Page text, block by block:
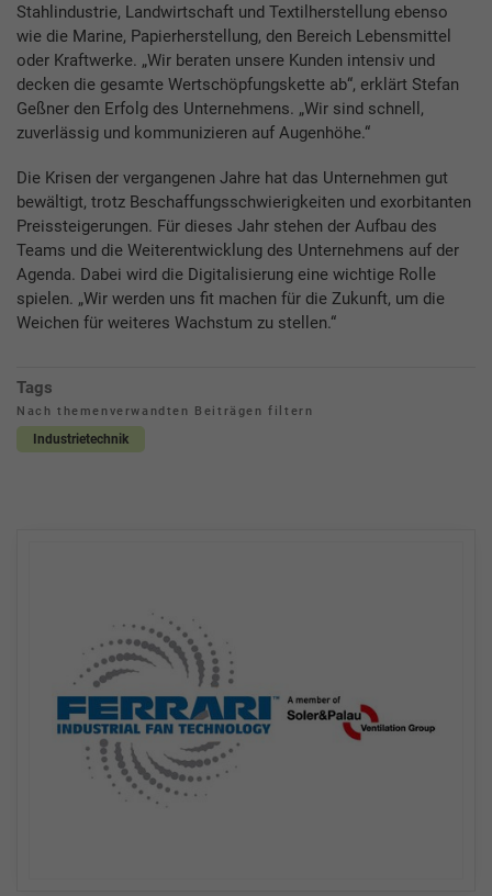
Stahlindustrie, Landwirtschaft und Textilherstellung ebenso
wie die Marine, Papierherstellung, den Bereich Lebensmittel
oder Kraftwerke. „Wir beraten unsere Kunden intensiv und
decken die gesamte Wertschöpfungskette ab“, erklärt Stefan
Geßner den Erfolg des Unternehmens. „Wir sind schnell,
zuverlässig und kommunizieren auf Augenhöhe.“
Die Krisen der vergangenen Jahre hat das Unternehmen gut
bewältigt, trotz Beschaffungsschwierigkeiten und exorbitanten
Preissteigerungen. Für dieses Jahr stehen der Aufbau des
Teams und die Weiterentwicklung des Unternehmens auf der
Agenda. Dabei wird die Digitalisierung eine wichtige Rolle
spielen. „Wir werden uns fit machen für die Zukunft, um die
Weichen für weiteres Wachstum zu stellen.“
Tags
Nach themenverwandten Beiträgen filtern
Industrietechnik